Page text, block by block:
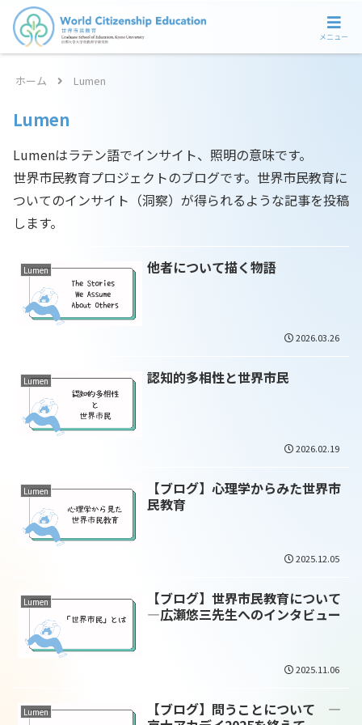
ホーム Lumen
Lumen
Lumenはラテン語でインサイト、照明の意味です。
世界市民教育プロジェクトのブログです。世界市民教育に
ついてのインサイト（洞察）が得られるような記事を投稿
します。
Lumen 他者について描く物語
2026.03.26
Lumen 認知的多相性と世界市民
2026.02.19
Lumen
【ブログ】心理学からみた世界市
民教育
2025.12.05
Lumen
【ブログ】世界市民教育について
―広瀬悠三先生へのインタビュー
2025.11.06
Lumen
【ブログ】問うことについて ―
メニュー